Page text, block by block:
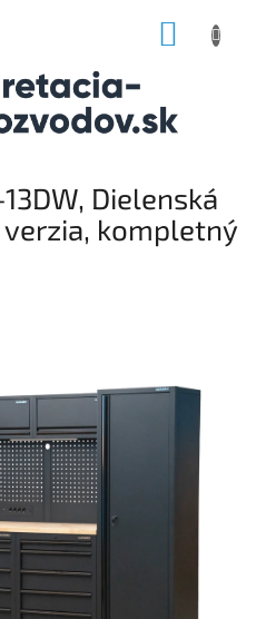
Dielenská
kompletný